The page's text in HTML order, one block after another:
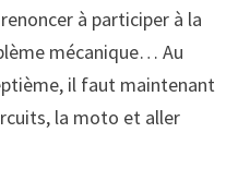
à participer à la
mécanique… Au
il faut maintenant
la moto et aller